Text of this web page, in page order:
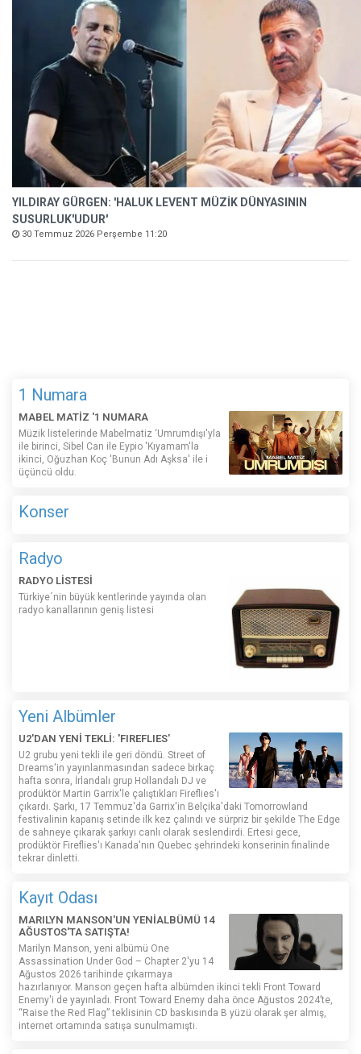
YILDIRAY GÜRGEN: 'HALUK LEVENT MÜZİK DÜNYASININ
SUSURLUK'UDUR'
30 Temmuz 2026 Perşembe 11:20
1 Numara
MABEL MATİZ '1 NUMARA
Müzik listelerinde Mabelmatiz ‘Umrumdışı'yla
ile birinci, Sibel Can ile Eypio 'Kıyamam'la
ikinci, Oğuzhan Koç 'Bunun Adı Aşksa' ile i
üçüncü oldu.
Konser
Radyo
RADYO LİSTESİ
Türkiye´nin büyük kentlerinde yayında olan
radyo kanallarının geniş listesi
Yeni Albümler
U2'DAN YENİ TEKLİ: 'FIREFLIES'
U2 grubu yeni tekli ile geri döndü. Street of
Dreams'in yayınlanmasından sadece birkaç
hafta sonra, İrlandalı grup Hollandalı DJ ve
prodüktör Martin Garrix'le çalıştıkları Fireflies'ı
çıkardı. Şarkı, 17 Temmuz'da Garrix'in Belçika'daki Tomorrowland
festivalinin kapanış setinde ilk kez çalındı ​​ve sürpriz bir şekilde The Edge
de sahneye çıkarak şarkıyı canlı olarak seslendirdi. Ertesi gece,
prodüktör Fireflies'ı Kanada'nın Quebec şehrindeki konserinin finalinde
tekrar dinletti.
Kayıt Odası
MARILYN MANSON'UN YENİALBÜMÜ 14
AĞUSTOS'TA SATIŞTA!
Marilyn Manson, yeni albümü One
Assassination Under God – Chapter 2'yu 14
Ağustos 2026 tarihinde çıkarmaya
hazırlanıyor. Manson geçen hafta albümden ikinci tekli Front Toward
Enemy'i de yayınladı. Front Toward Enemy daha önce Ağustos 2024’te,
“Raise the Red Flag” teklisinin CD baskısında B yüzü olarak şer almış,
internet ortamında satışa sunulmamıştı.